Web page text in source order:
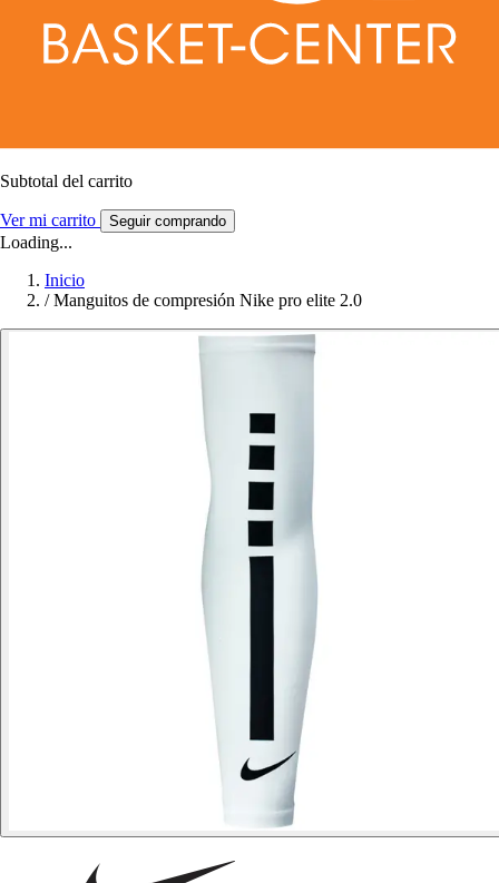
Subtotal del carrito
Ver mi carrito Seguir comprando
Loading...
Inicio
/ Manguitos de compresión Nike pro elite 2.0